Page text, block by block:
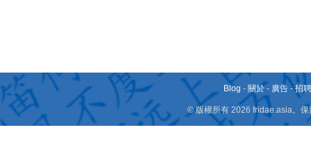
Blog - 關於 - 廣告 -招
© 版權所有 2026 fridae.asia。